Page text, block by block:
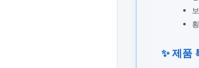
✨ 제품